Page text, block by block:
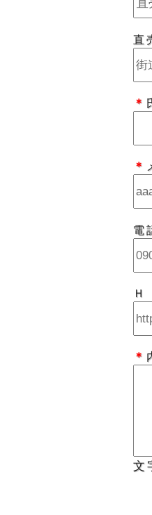
直
＊
＊
電
Ｈ
＊
文